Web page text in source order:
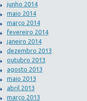
junho 2014
maio 2014
março 2014
fevereiro 2014
janeiro 2014
dezembro 2013
outubro 2013
agosto 2013
maio 2013
abril 2013
março 2013